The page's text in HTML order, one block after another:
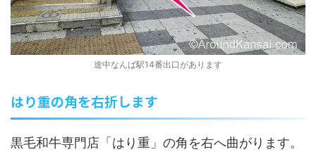
途中なんば駅14番出口があります
はり重の角を右折します
黒毛和牛専門店「はり重」の角を右へ曲がります。